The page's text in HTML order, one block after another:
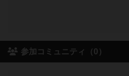
参加コミュニティ（0）